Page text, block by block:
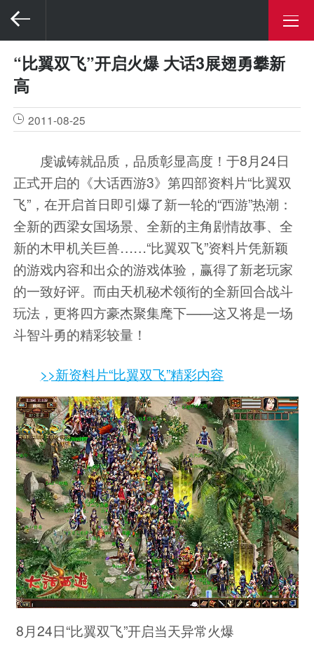
“比翼双飞”开启火爆 大话3展翅勇攀新
高
2011-08-25
虔诚铸就品质，品质彰显高度！于8月24日
正式开启的 《大话西游3》第四部资料片“比翼双
飞”，在开启首日即引爆了新一轮的“西游”热潮：
全新的西梁女国场景、全新的主角剧情故事、全
新的木甲机关巨兽……“比翼双飞”资料片凭新颖
的游戏内容和出众的游戏体验，赢得了新老玩家
的一致好评。而由天机秘术领衔的全新回合战斗
玩法，更将四方豪杰聚集麾下——这又将是一场
斗智斗勇的精彩较量！
>>新资料片“比翼双飞”精彩内容
8月24日“比翼双飞”开启当天异常火爆